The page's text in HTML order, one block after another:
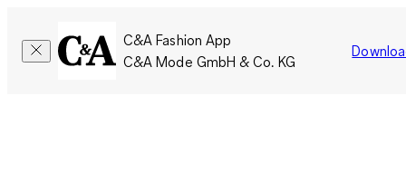
C&A Fashion App
C&A Mode GmbH & Co. KG